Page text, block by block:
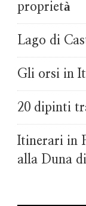
proprietà
Lago di
Gli orsi in
20 dipinti
Itinerari in
alla Duna